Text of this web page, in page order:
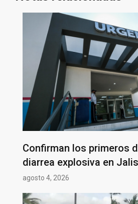
Confirman los primeros
diarrea explosiva en
agosto 4, 2026